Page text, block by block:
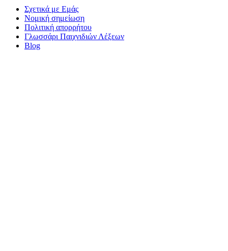
Σχετικά με Εμάς
Νομική σημείωση
Πολιτική απορρήτου
Γλωσσάρι Παιχνιδιών Λέξεων
Blog